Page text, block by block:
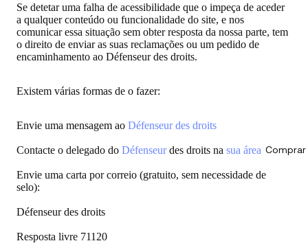
Se detetar uma falha de acessibilidade que o impeça de aceder
a qualquer conteúdo ou funcionalidade do site, e nos
comunicar essa situação sem obter resposta da nossa parte, tem
o direito de enviar as suas reclamações ou um pedido de
encaminhamento ao Défenseur des droits.
Existem várias formas de o fazer:
Envie uma mensagem ao Défenseur des droits
Contacte o delegado do Défenseurdes droits na sua área
Envie uma carta por correio (gratuito, sem necessidade de
selo):
Défenseur des droits
Resposta livre 71120